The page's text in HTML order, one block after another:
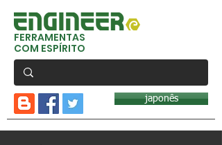
FERRAMENTAS
COM ESPÍRITO
japonês